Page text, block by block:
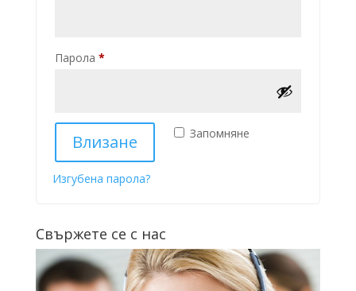
Парола *Задължително
Запомняне
Влизане
Изгубена парола?
Свържете се с нас